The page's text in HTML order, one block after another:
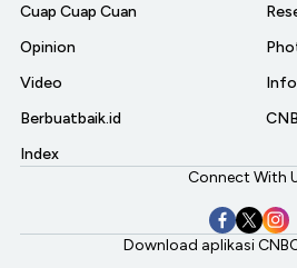
Cuap Cuap Cuan
Opinion
Video
Berbuatbaik.id
Index
Connect With
Download aplikasi